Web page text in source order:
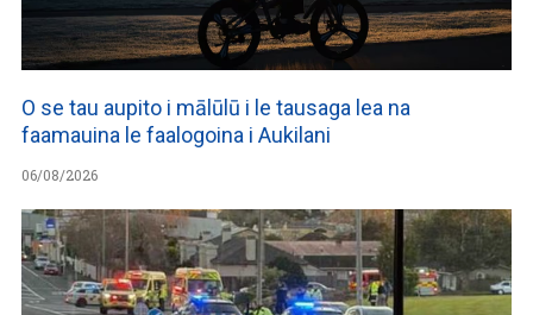
O se tau aupito i mālūlū i le tausaga lea na
faamauina le faalogoina i Aukilani
06/08/2026